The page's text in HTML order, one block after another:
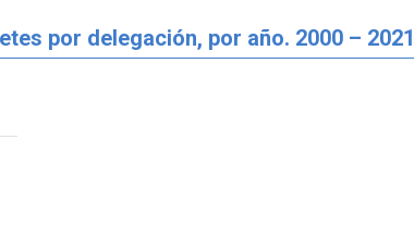
por delegación, por año. 2000 – 2021